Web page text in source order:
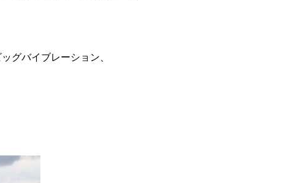
グバイブレーション、